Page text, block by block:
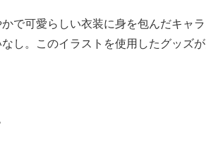
で可愛らしい衣装に身を包んだキャ
し。このイラストを使用したグッズ